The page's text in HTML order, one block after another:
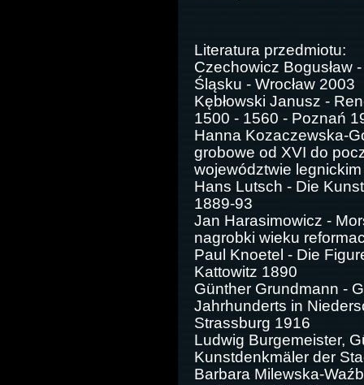
Literatura przedmiotu:
Czechowicz Bogusław
Śląsku - Wrocław 2003
Kębłowski Janusz -
1500 - 1560 - Poznań
Hanna Kozaczewska-
grobowe od XVI do
województwie legnickim
Hans Lutsch - Die
1889-93
Jan Harasimowicz -
nagrobki wieku
Paul Knoetel - Die
Kattowitz 1890
Günther Grundmann -
Jahrhunderts in
Strassburg 1916
Ludwig Burgemeister,
Kunstdenkmäler der
Barbara Milewska-